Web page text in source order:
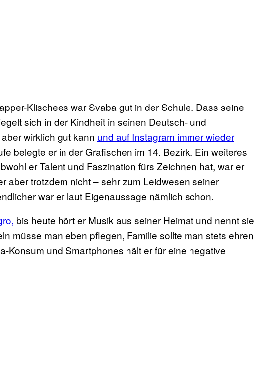
Klischees war Svaba gut in der Schule. Dass seine
sich in der Kindheit in seinen Deutsch- und
wirklich gut kann und auf Instagram immer wieder
belegte er in der Grafischen im 14. Bezirk. Ein weiteres
er Talent und Faszination fürs Zeichnen hat, war er
aber trotzdem nicht – sehr zum Leidwesen seiner
war er laut Eigenaussage nämlich schon.
bis heute hört er Musik aus seiner Heimat und nennt sie
müsse man eben pflegen, Familie sollte man stets ehren
Konsum und Smartphones hält er für eine negative